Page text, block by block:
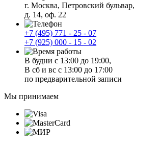
г. Москва, Петровский бульвар,
д. 14, оф. 22
+7 (495) 771 - 25 - 07
+7 (925) 000 - 15 - 02
В будни с 13:00 до 19:00,
В сб и вс с 13:00 до 17:00
по предварительной записи
Мы принимаем